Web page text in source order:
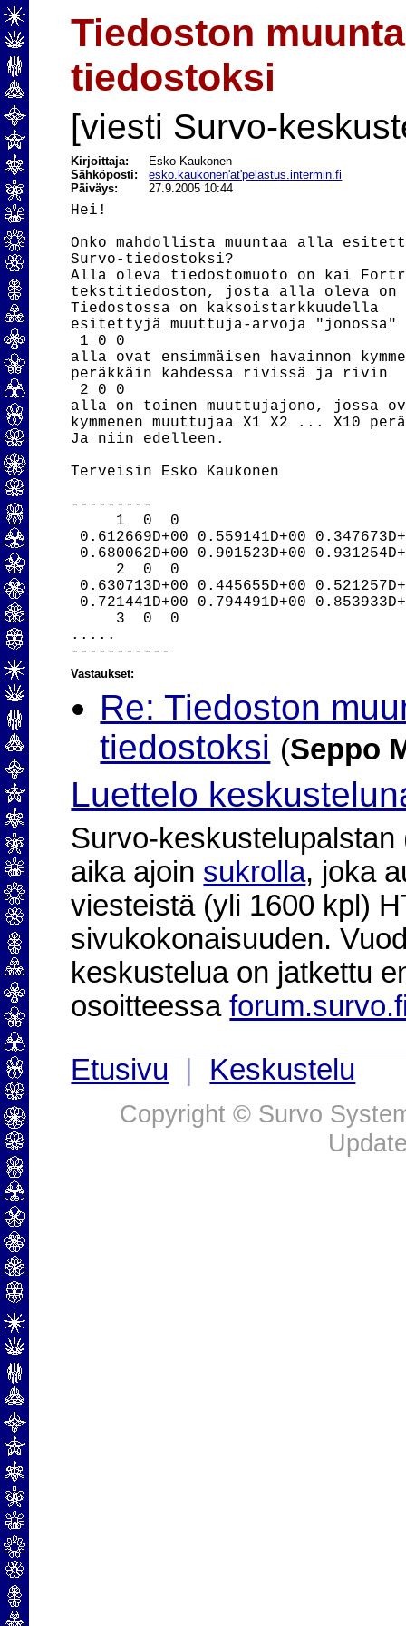
Tiedoston
tiedostoksi
[viesti Survo-
Kirjoittaja:
Esko Kaukonen
Sähköposti:esko.kaukonen'at'pelastus.intermin.fi
Päiväys:
27.9.2005 10:44
Hei!
Onko mahdollista muuntaa alla
Survo-tiedostoksi?
Alla oleva tiedostomuoto on kai
tekstitiedoston, josta alla oleva on
Tiedostossa on kaksoistarkkuudella
esitettyjä muuttuja-arvoja
1 0 0
alla ovat ensimmäisen havainnon
peräkkäin kahdessa rivissä ja rivin
2 0 0
alla on toinen muuttujajono, jossa
kymmenen muuttujaa X1 X2 ... X10
Ja niin edelleen.
Terveisin Esko Kaukonen
---------
     1  0  0
0.612669D+00 0.559141D+00
0.680062D+00 0.901523D+00
     2  0  0
0.630713D+00 0.445655D+00
0.721441D+00 0.794491D+00
     3  0  0
.....
Vastaukset:
Re: Tiedoston
tiedostoksi (Seppo
Luettelo
Survo-
aika ajoin sukrolla, joka
viesteistä (yli 1600 kpl)
sivukokonaisuuden.
keskustelua on jatkettu
osoitteessa
Etusivu
Keskustelu
Copyright © Survo